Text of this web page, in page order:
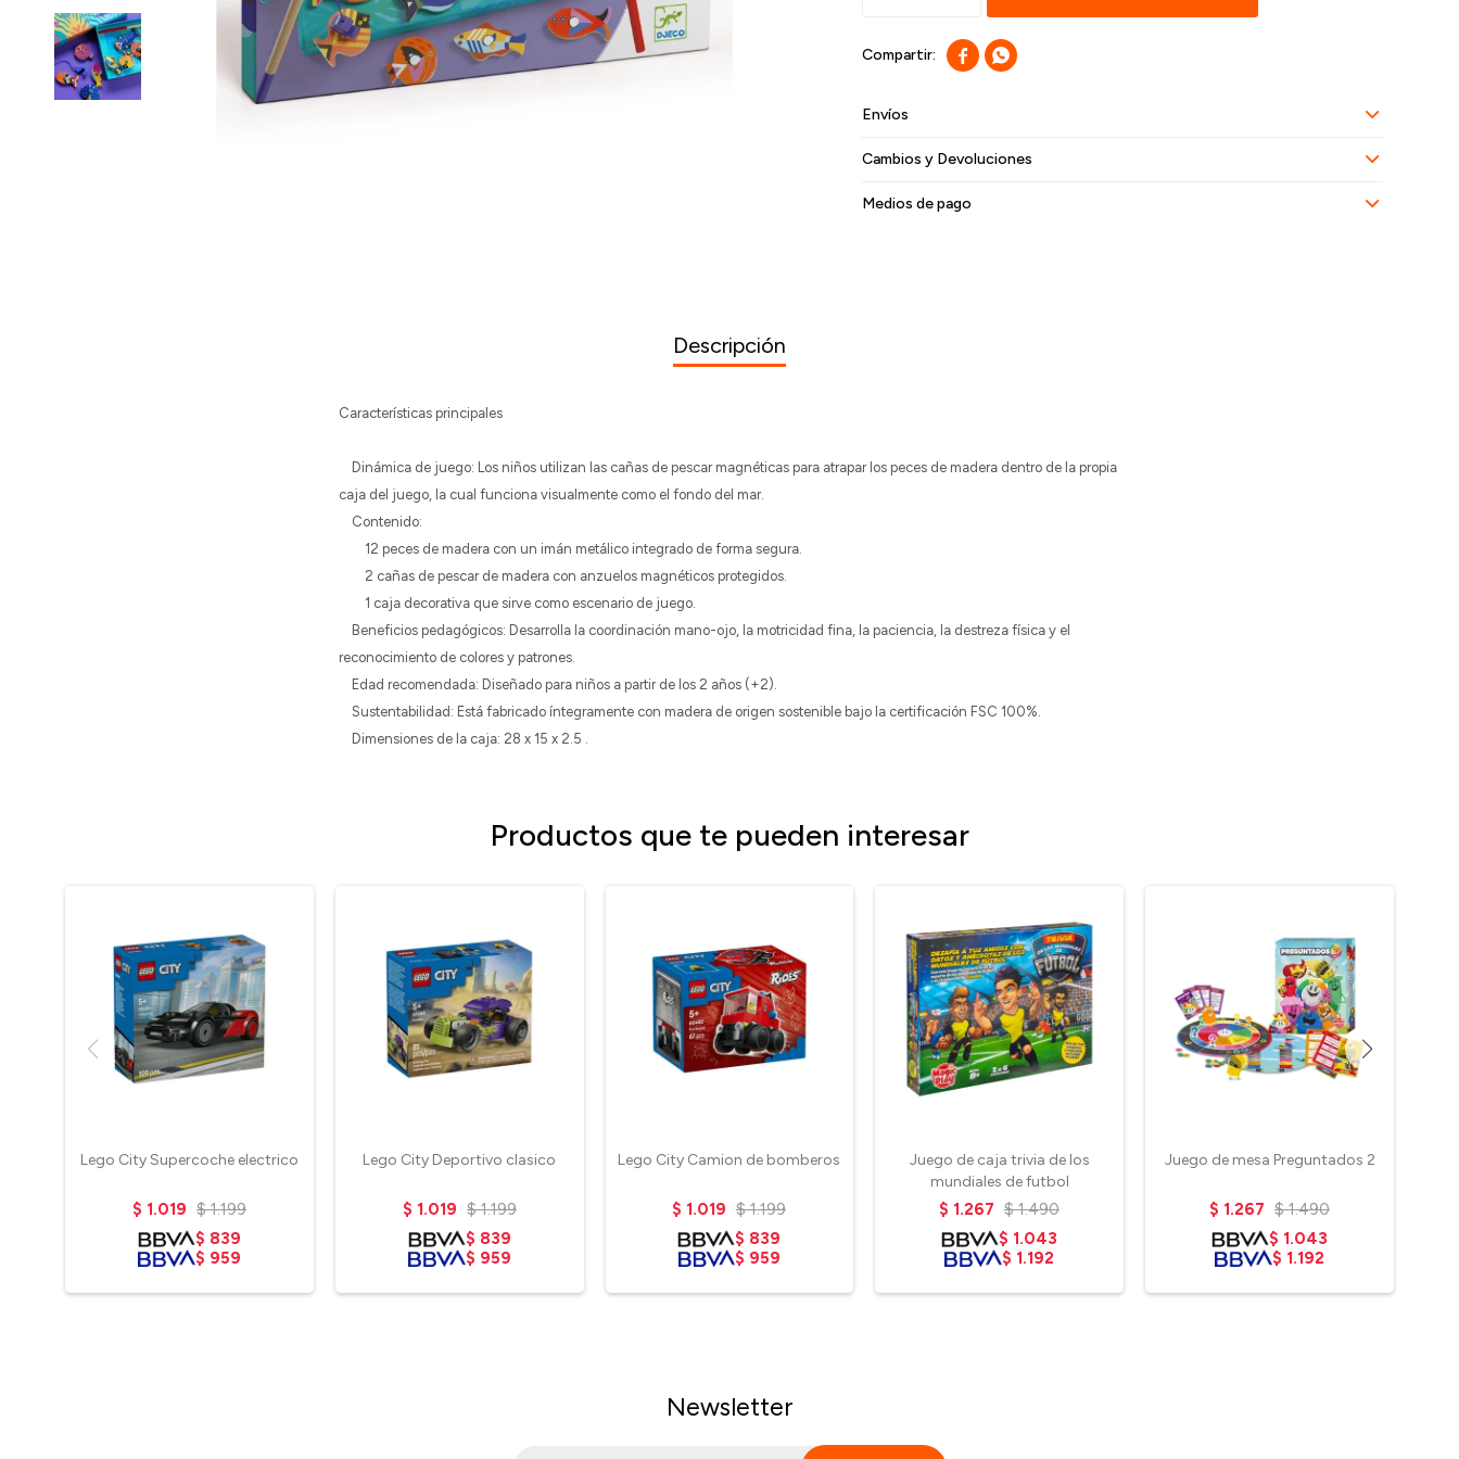
 
Envíos
Cambios y Devoluciones
Medios de pago
Descripción
Características principales
Dinámica de juego: Los niños utilizan las cañas de pescar magnéticas para atrapar los peces de madera dentro de la propia
caja del juego, la cual funciona visualmente como el fondo del mar.
Contenido:
12 peces de madera con un imán metálico integrado de forma segura.
2 cañas de pescar de madera con anzuelos magnéticos protegidos.
1 caja decorativa que sirve como escenario de juego.
Beneficios pedagógicos: Desarrolla la coordinación mano-ojo, la motricidad fina, la paciencia, la destreza física y el
reconocimiento de colores y patrones.
Edad recomendada: Diseñado para niños a partir de los 2 años (+2).
Sustentabilidad: Está fabricado íntegramente con madera de origen sostenible bajo la certificación FSC 100%.
Dimensiones de la caja: 28 x 15 x 2.5 .
Productos que te pueden interesar
Lego City Supercoche electrico
$ 1.019 $ 1.199
$ 839
$ 959
Lego City Deportivo clasico
$ 1.019 $ 1.199
$ 839
$ 959
Lego City Camion de bomberos
$ 1.019 $ 1.199
$ 839
$ 959
Juego de caja trivia de los
mundiales de futbol
$ 1.267 $ 1.490
$ 1.043
$ 1.192
Juego de mesa Preguntados 2
$ 1.267 $ 1.490
$ 1.043
$ 1.192
Newsletter